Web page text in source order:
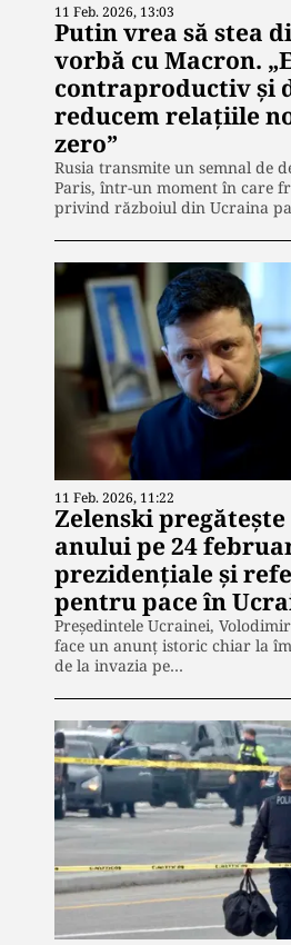
11 Feb. 2026, 13:03
Putin vrea să stea
vorbă cu Macron.
contraproductiv şi
reducem relaţiile
zero”
Rusia transmite un semnal de
Paris, într-un moment în care
privind războiul din Ucraina
11 Feb. 2026, 11:22
Zelenski
anului pe 24
prezidențiale și
pentru pace în
Președintele Ucrainei,
face un anunț istoric chiar la
de la invazia pe…